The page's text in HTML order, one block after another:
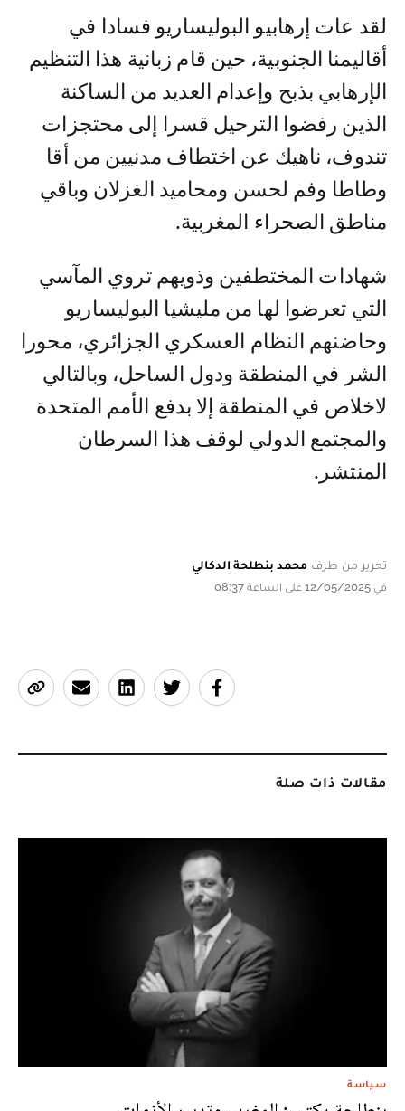
لقد عات إرهابيو البوليساريو فسادا في
أقاليمنا الجنوبية، حين قام زبانية هذا التنظيم
الإرهابي بذبح وإعدام العديد من الساكنة
الذين رفضوا الترحيل قسرا إلى محتجزات
تندوف، ناهيك عن اختطاف مدنيين من أقا
وطاطا وفم لحسن ومحاميد الغزلان وباقي
مناطق الصحراء المغربية.
‎شهادات المختطفين وذويهم تروي المآسي
التي تعرضوا لها من مليشيا البوليساريو
وحاضنهم النظام العسكري الجزائري، محورا
الشر في المنطقة ودول الساحل، وبالتالي
لاخلاص في المنطقة إلا بدفع الأمم المتحدة
والمجتمع الدولي لوقف هذا السرطان
المنتشر.
تحرير من طرف محمد بنطلحة الدكالي
في 12/05/2025 على الساعة 08:37
مقالات ذات صلة
سياسة